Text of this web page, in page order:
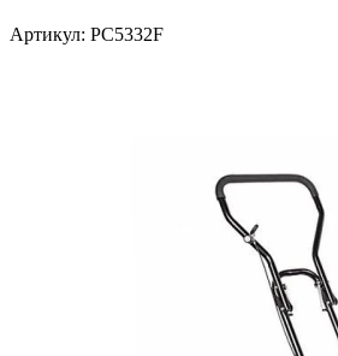
Артикул: PC5332F